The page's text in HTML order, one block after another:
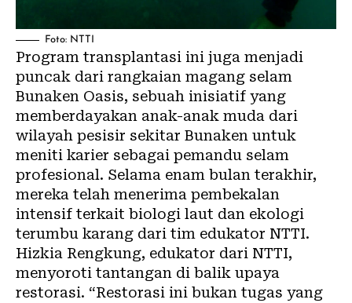
Foto: NTTI
Program transplantasi ini juga menjadi
puncak dari rangkaian magang selam
Bunaken Oasis, sebuah inisiatif yang
memberdayakan anak-anak muda dari
wilayah pesisir sekitar Bunaken untuk
meniti karier sebagai pemandu selam
profesional. Selama enam bulan terakhir,
mereka telah menerima pembekalan
intensif terkait biologi laut dan ekologi
terumbu karang dari tim edukator NTTI.
Hizkia Rengkung, edukator dari NTTI,
menyoroti tantangan di balik upaya
restorasi. “Restorasi ini bukan tugas yang